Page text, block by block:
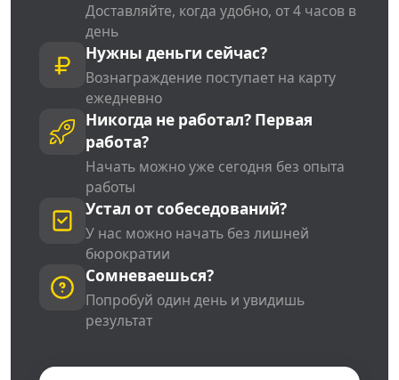
Доставляйте, когда удобно, от 4 часов в
день
Нужны деньги сейчас?
Вознаграждение поступает на карту
ежедневно
Никогда не работал? Первая
работа?
Начать можно уже сегодня без опыта
работы
Устал от собеседований?
У нас можно начать без лишней
бюрократии
Сомневаешься?
Попробуй один день и увидишь
результат